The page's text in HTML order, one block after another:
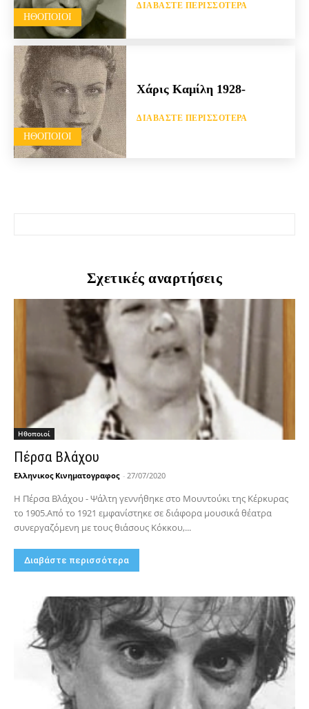
HΘΟΠΟΙΟΊ
ΔΙΑΒΆΣΤΕ ΠΕΡΙΣΣΌΤΕΡΑ
HΘΟΠΟΙΟΊ
Χάρις Καμίλη 1928-
ΔΙΑΒΆΣΤΕ ΠΕΡΙΣΣΌΤΕΡΑ
Σχετικές αναρτήσεις
Hθοποιοί
Πέρσα Βλάχου
Ελληνικος Κινηματογραφος - 27/07/2020
Η Πέρσα Βλάχου - Ψάλτη γεννήθηκε στο Μουντούκι της Κέρκυρας
το 1905.Από το 1921 εμφανίστηκε σε διάφορα μουσικά θέατρα
συνεργαζόμενη με τους θιάσους Κόκκου,...
Διαβάστε περισσότερα